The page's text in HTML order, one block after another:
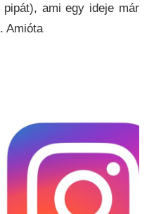
ami egy ideje már
Amióta